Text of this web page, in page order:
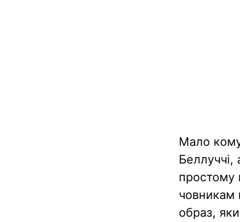
Мало
Беллуччі,
простому
човникам
образ,